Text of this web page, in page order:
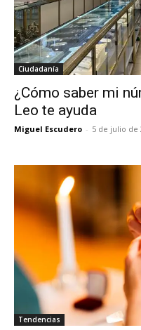
Ciudadanía
¿Cómo saber mi
Leo te ayuda
Miguel Escudero - 5 de julio de
Tendencias